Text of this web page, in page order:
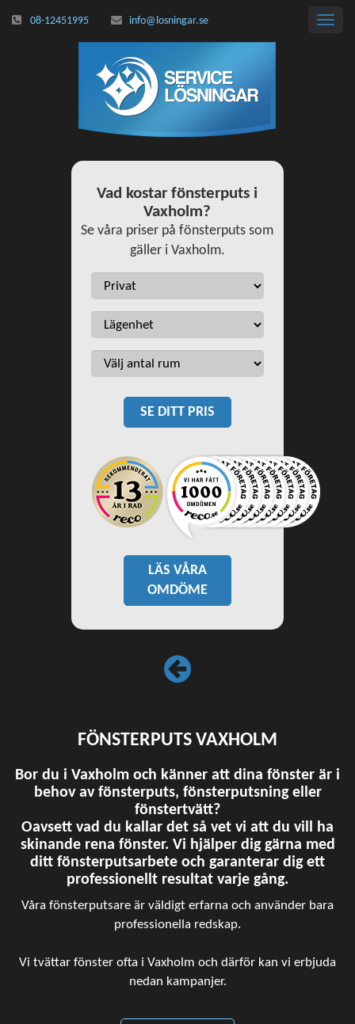
08-12451995 info@losningar.se
Vad kostar fönsterputs i
Vaxholm?
Se våra priser på fönsterputs som
gäller i Vaxholm.
SE DITT PRIS
LÄS VÅRA
OMDÖME
FÖNSTERPUTS VAXHOLM
Bor du i Vaxholm och känner att dina fönster är i
behov av fönsterputs, fönsterputsning eller
fönstertvätt?
Oavsett vad du kallar det så vet vi att du vill ha
skinande rena fönster. Vi hjälper dig gärna med
ditt fönsterputsarbete och garanterar dig ett
professionellt resultat varje gång.
Våra fönsterputsare är väldigt erfarna och använder bara
professionella redskap.
Vi tvättar fönster ofta i Vaxholm och därför kan vi erbjuda
nedan kampanjer.